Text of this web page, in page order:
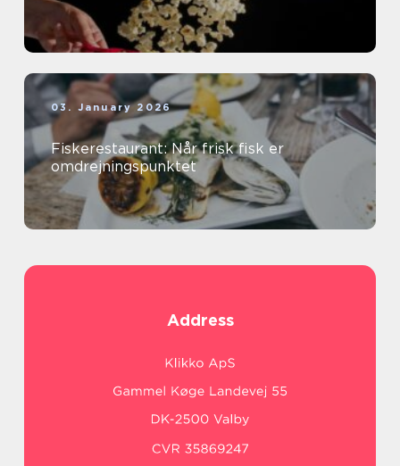
03. January 2026
Fiskerestaurant: Når frisk fisk er
omdrejningspunktet
Address